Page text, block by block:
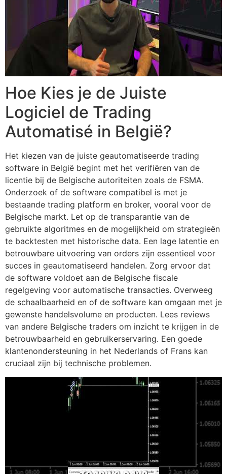
Hoe Kies je de Juiste
Logiciel de Trading
Automatisé in België?
Het kiezen van de juiste geautomatiseerde trading
software in België begint met het verifiëren van de
licentie bij de Belgische autoriteiten zoals de FSMA.
Onderzoek of de software compatibel is met je
bestaande trading platform en broker, vooral voor de
Belgische markt. Let op de transparantie van de
gebruikte algoritmes en de mogelijkheid om strategieën
te backtesten met historische data. Een lage latentie en
betrouwbare uitvoering van orders zijn essentieel voor
succes in geautomatiseerd handelen. Zorg ervoor dat
de software voldoet aan de Belgische fiscale
regelgeving voor automatische transacties. Overweeg
de schaalbaarheid en of de software kan omgaan met je
gewenste handelsvolume en producten. Lees reviews
van andere Belgische traders om inzicht te krijgen in de
betrouwbaarheid en gebruikerservaring. Een goede
klantenondersteuning in het Nederlands of Frans kan
cruciaal zijn bij technische problemen.